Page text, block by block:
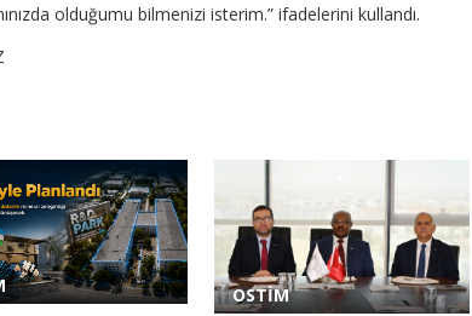
olduğumu bilmenizi isterim.” ifadelerini kullandı.
OSTİM